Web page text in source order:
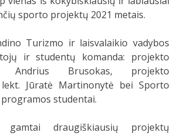
sporto projektų 2021 metais.
Turizmo ir laisvalaikio vadybos
ir studentų komanda: projekto
Andrius Brusokas, projekto
Jūratė Martinonytė bei Sporto
studentai.
draugiškiausių projektų